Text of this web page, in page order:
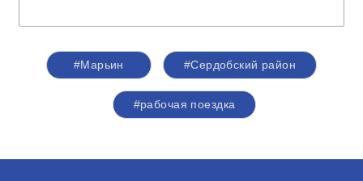
#Марьин #Сердобский район
#рабочая поездка